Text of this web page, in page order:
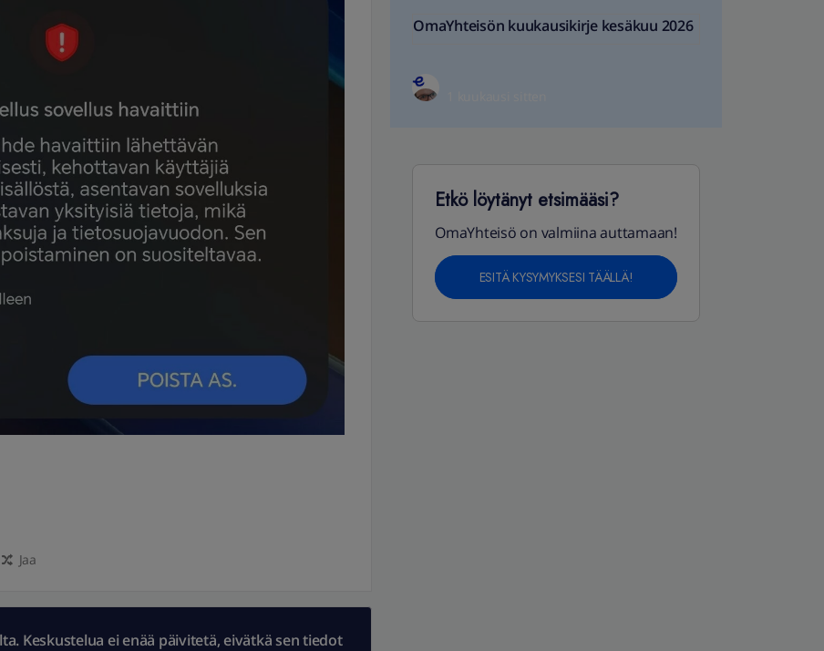
Jaa
Keskustelua ei enää päivitetä, eivätkä sen tiedot
OmaYhteisön kuukausikirje kesäkuu 2026
Etkö löytänyt etsimääsi?
OmaYhteisö on valmiina auttamaan!
ESITÄ KYSYMYKSESI TÄÄLLÄ!